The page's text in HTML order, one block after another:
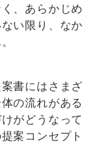
、あらかじめ
い限り、なか
書にはさまざ
の流れがある
がどうなって
案コンセプト